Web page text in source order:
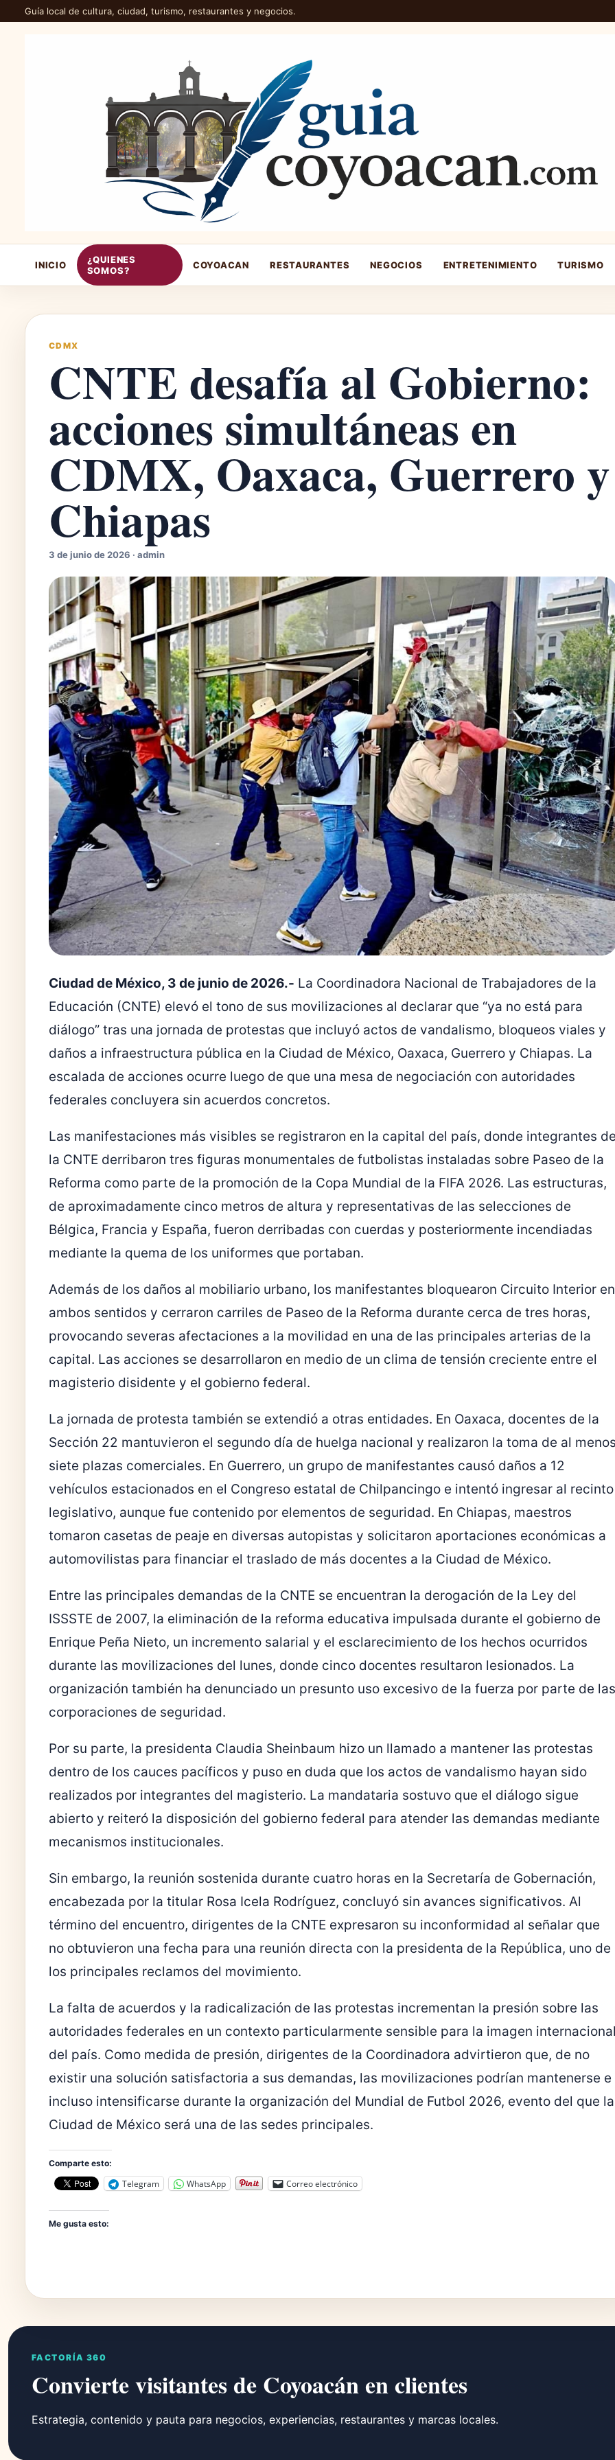
Guía local de cultura, ciudad, turismo, restaurantes y negocios.
INICIO
¿QUIENES
SOMOS?
COYOACAN RESTAURANTES NEGOCIOS ENTRETENIMIENTO TURISMO
CDMX
CNTE desafía al Gobierno:
acciones simultáneas en
CDMX, Oaxaca, Guerrero y
Chiapas
3 de junio de 2026 · admin
Ciudad de México, 3 de junio de 2026.- La Coordinadora Nacional de Trabajadores de la
Educación (CNTE) elevó el tono de sus movilizaciones al declarar que “ya no está para
diálogo” tras una jornada de protestas que incluyó actos de vandalismo, bloqueos viales y
daños a infraestructura pública en la Ciudad de México, Oaxaca, Guerrero y Chiapas. La
escalada de acciones ocurre luego de que una mesa de negociación con autoridades
federales concluyera sin acuerdos concretos.
Las manifestaciones más visibles se registraron en la capital del país, donde integrantes
la CNTE derribaron tres figuras monumentales de futbolistas instaladas sobre Paseo de la
Reforma como parte de la promoción de la Copa Mundial de la FIFA 2026. Las estructuras,
de aproximadamente cinco metros de altura y representativas de las selecciones de
Bélgica, Francia y España, fueron derribadas con cuerdas y posteriormente incendiadas
mediante la quema de los uniformes que portaban.
Además de los daños al mobiliario urbano, los manifestantes bloquearon Circuito Interior en
ambos sentidos y cerraron carriles de Paseo de la Reforma durante cerca de tres horas,
provocando severas afectaciones a la movilidad en una de las principales arterias de la
capital. Las acciones se desarrollaron en medio de un clima de tensión creciente entre el
magisterio disidente y el gobierno federal.
La jornada de protesta también se extendió a otras entidades. En Oaxaca, docentes de la
Sección 22 mantuvieron el segundo día de huelga nacional y realizaron la toma de al
siete plazas comerciales. En Guerrero, un grupo de manifestantes causó daños a 12
vehículos estacionados en el Congreso estatal de Chilpancingo e intentó ingresar al recinto
legislativo, aunque fue contenido por elementos de seguridad. En Chiapas, maestros
tomaron casetas de peaje en diversas autopistas y solicitaron aportaciones económicas a
automovilistas para financiar el traslado de más docentes a la Ciudad de México.
Entre las principales demandas de la CNTE se encuentran la derogación de la Ley del
ISSSTE de 2007, la eliminación de la reforma educativa impulsada durante el gobierno de
Enrique Peña Nieto, un incremento salarial y el esclarecimiento de los hechos ocurridos
durante las movilizaciones del lunes, donde cinco docentes resultaron lesionados. La
organización también ha denunciado un presunto uso excesivo de la fuerza por parte de las
corporaciones de seguridad.
Por su parte, la presidenta Claudia Sheinbaum hizo un llamado a mantener las protestas
dentro de los cauces pacíficos y puso en duda que los actos de vandalismo hayan sido
realizados por integrantes del magisterio. La mandataria sostuvo que el diálogo sigue
abierto y reiteró la disposición del gobierno federal para atender las demandas mediante
mecanismos institucionales.
Sin embargo, la reunión sostenida durante cuatro horas en la Secretaría de Gobernación,
encabezada por la titular Rosa Icela Rodríguez, concluyó sin avances significativos. Al
término del encuentro, dirigentes de la CNTE expresaron su inconformidad al señalar que
no obtuvieron una fecha para una reunión directa con la presidenta de la República, uno de
los principales reclamos del movimiento.
La falta de acuerdos y la radicalización de las protestas incrementan la presión sobre las
autoridades federales en un contexto particularmente sensible para la imagen
del país. Como medida de presión, dirigentes de la Coordinadora advirtieron que, de no
existir una solución satisfactoria a sus demandas, las movilizaciones podrían mantenerse e
incluso intensificarse durante la organización del Mundial de Futbol 2026, evento del que la
Ciudad de México será una de las sedes principales.
Comparte esto:
Telegram WhatsApp Correo electrónico
Me gusta esto:
FACTORÍA 360
Convierte visitantes de Coyoacán en clientes
Estrategia, contenido y pauta para negocios, experiencias, restaurantes y marcas locales.